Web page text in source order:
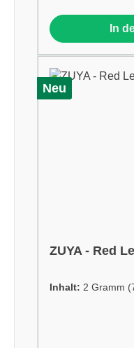
In
Neu
ZUYA - Red
Inhalt: 2 Gramm